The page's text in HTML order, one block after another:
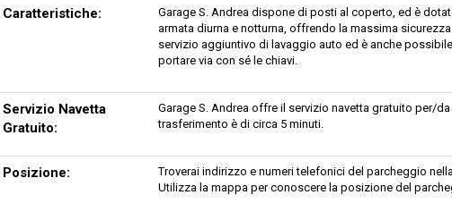
Caratteristiche:
Garage S. Andrea dispone di posti al coperto, ed è
armata diurna e notturna, offrendo la massima
servizio aggiuntivo di lavaggio auto ed è anche
portare via con sé le chiavi.
Servizio Navetta
Gratuito:
Garage S. Andrea offre il servizio navetta gratuito per/
trasferimento è di circa 5 minuti.
Posizione:
Troverai indirizzo e numeri telefonici del parcheggio
Utilizza la mappa per conoscere la posizione del